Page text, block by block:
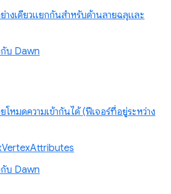
งเดียวแยกกันสำหรับด้านลายฉลุและ
บ Dawn
โหมดความเข้ากันได้ (ฟีเจอร์ที่อยู่ระหว่าง
บ Dawn